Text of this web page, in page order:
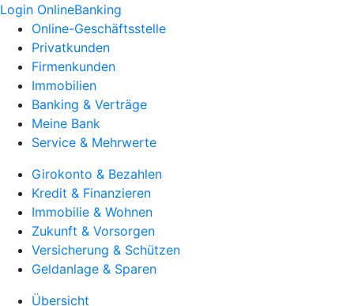
Login OnlineBanking
Online-Geschäftsstelle
Privatkunden
Firmenkunden
Immobilien
Banking & Verträge
Meine Bank
Service & Mehrwerte
Girokonto & Bezahlen
Kredit & Finanzieren
Immobilie & Wohnen
Zukunft & Vorsorgen
Versicherung & Schützen
Geldanlage & Sparen
Übersicht